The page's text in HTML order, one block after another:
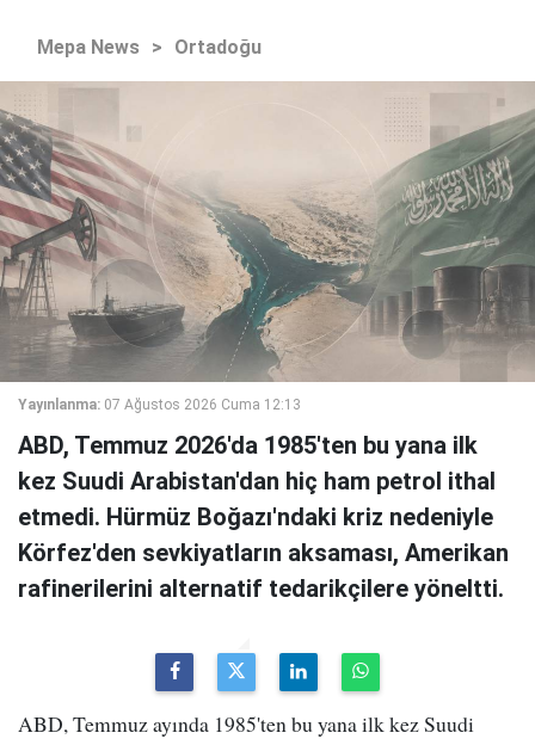
Mepa News > Ortadoğu
Yayınlanma: 07 Ağustos 2026 Cuma 12:13
ABD, Temmuz 2026'da 1985'ten bu yana ilk
kez Suudi Arabistan'dan hiç ham petrol ithal
etmedi. Hürmüz Boğazı'ndaki kriz nedeniyle
Körfez'den sevkiyatların aksaması, Amerikan
rafinerilerini alternatif tedarikçilere yöneltti.
ABD, Temmuz ayında 1985'ten bu yana ilk kez Suudi